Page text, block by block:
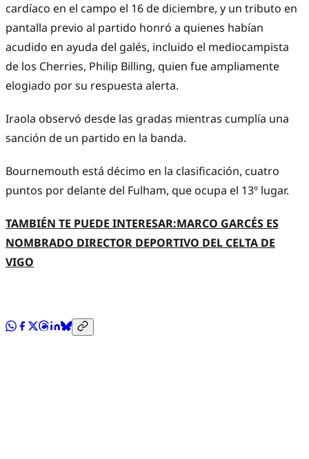
cardíaco en el campo el 16 de diciembre, y un tributo en
pantalla previo al partido honró a quienes habían
acudido en ayuda del galés, incluido el mediocampista
de los Cherries, Philip Billing, quien fue ampliamente
elogiado por su respuesta alerta.
Iraola observó desde las gradas mientras cumplía una
sanción de un partido en la banda.
Bournemouth está décimo en la clasificación, cuatro
puntos por delante del Fulham, que ocupa el 13º lugar.
TAMBIÉN TE PUEDE INTERESAR:MARCO GARCÉS ES
NOMBRADO DIRECTOR DEPORTIVO DEL CELTA DE
VIGO